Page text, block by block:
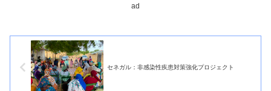
ad
セネガル：非感染性疾患対策強化プロジェクト